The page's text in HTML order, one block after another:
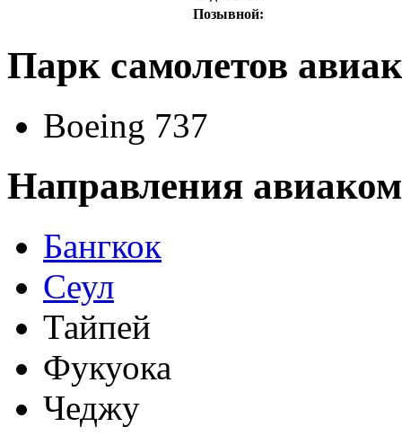
Позывной:
Парк самолетов
Boeing 737
Направления
Бангкок
Сеул
Тайпей
Фукуока
Чеджу